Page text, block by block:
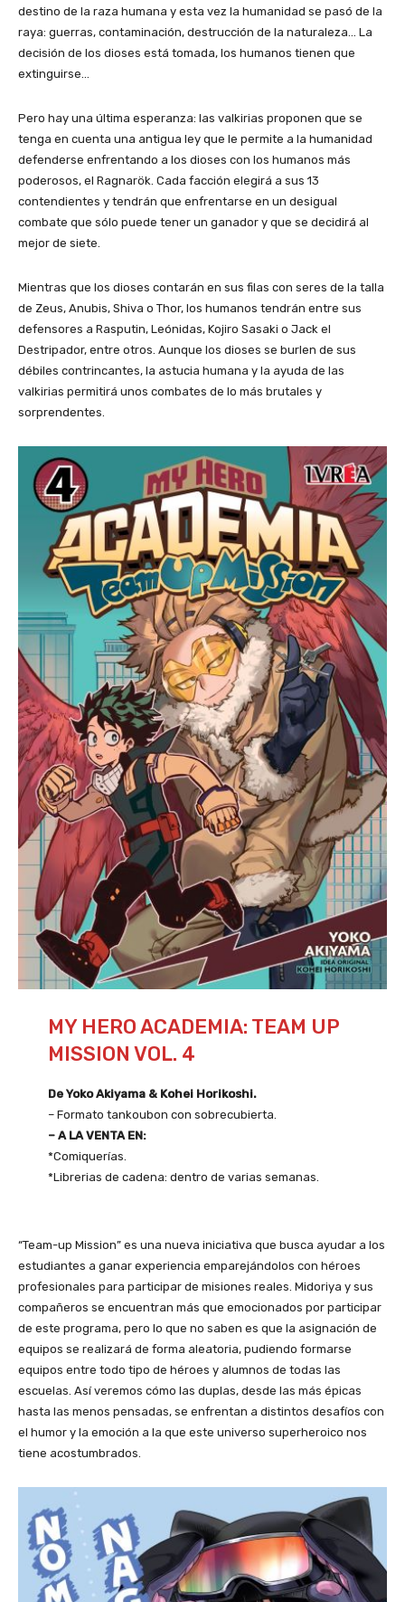
destino de la raza humana y esta vez la humanidad se pasó de la
raya: guerras, contaminación, destrucción de la naturaleza… La
decisión de los dioses está tomada, los humanos tienen que
extinguirse…
Pero hay una última esperanza: las valkirias proponen que se
tenga en cuenta una antigua ley que le permite a la humanidad
defenderse enfrentando a los dioses con los humanos más
poderosos, el Ragnarök. Cada facción elegirá a sus 13
contendientes y tendrán que enfrentarse en un desigual
combate que sólo puede tener un ganador y que se decidirá al
mejor de siete.
Mientras que los dioses contarán en sus filas con seres de la talla
de Zeus, Anubis, Shiva o Thor, los humanos tendrán entre sus
defensores a Rasputin, Leónidas, Kojiro Sasaki o Jack el
Destripador, entre otros. Aunque los dioses se burlen de sus
débiles contrincantes, la astucia humana y la ayuda de las
valkirias permitirá unos combates de lo más brutales y
sorprendentes.
MY HERO ACADEMIA: TEAM UP
MISSION VOL. 4
De Yoko Akiyama & Kohei Horikoshi.
– Formato tankoubon con sobrecubierta.
– A LA VENTA EN:
*Comiquerías.
*Librerias de cadena: dentro de varias semanas.
“Team-up Mission” es una nueva iniciativa que busca ayudar a los
estudiantes a ganar experiencia emparejándolos con héroes
profesionales para participar de misiones reales. Midoriya y sus
compañeros se encuentran más que emocionados por participar
de este programa, pero lo que no saben es que la asignación de
equipos se realizará de forma aleatoria, pudiendo formarse
equipos entre todo tipo de héroes y alumnos de todas las
escuelas. Así veremos cómo las duplas, desde las más épicas
hasta las menos pensadas, se enfrentan a distintos desafíos con
el humor y la emoción a la que este universo superheroico nos
tiene acostumbrados.